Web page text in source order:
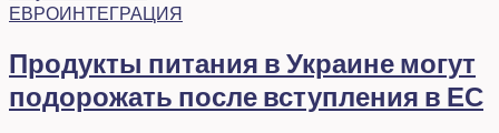
ЕВРОИНТЕГРАЦИЯ
Продукты питания в Украине могут
подорожать после вступления в ЕС